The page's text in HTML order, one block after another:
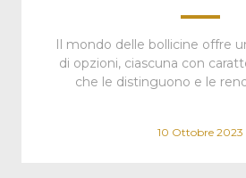
Il mondo delle bollicine offre
di opzioni, ciascuna con
che le distinguono e le
10 Ottobre 2023